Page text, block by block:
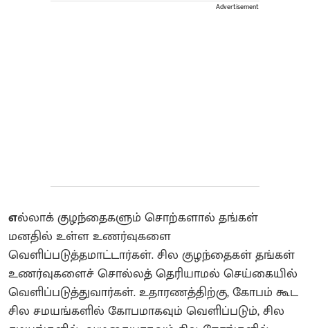
Advertisement
எல்லாக் குழந்தைகளும் சொற்களால் தங்கள்
மனதில் உள்ள உணர்வுகளை
வெளிப்படுத்தமாட்டார்கள். சில குழந்தைகள் தங்கள்
உணர்வுகளைச் சொல்லத் தெரியாமல் செய்கையில்
வெளிப்படுத்துவார்கள். உதாரணத்திற்கு, கோபம் கூட
சில சமயங்களில் கோபமாகவும் வெளிப்படும், சில